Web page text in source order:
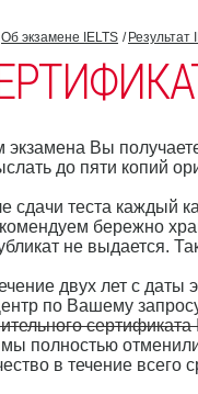
Об экзамене IELTS Результат
экзамена Вы
до пяти копий
сдачи теста каждый
бережно
не выдается.
двух лет с
по Вашему
полностью
в течение всего